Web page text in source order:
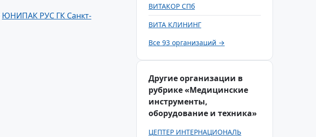
ЮНИПАК РУС ГК Санкт-
ВИТАКОР СПб
ВИТА КЛИНИНГ
Все 93 организаций →
Другие организации в
рубрике «Медицинские
инструменты,
оборудование и техника»
ЦЕПТЕР ИНТЕРНАЦИОНАЛЬ